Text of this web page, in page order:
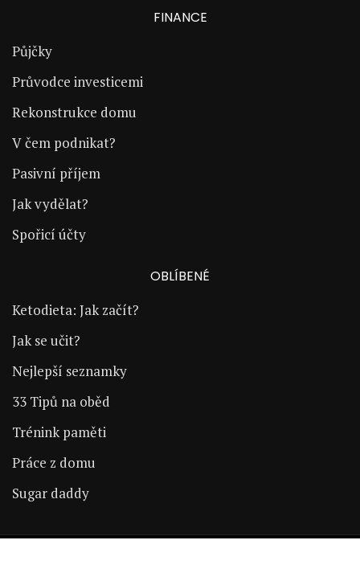
FINANCE
Půjčky
Průvodce investicemi
Rekonstrukce domu
V čem podnikat?
Pasivní příjem
Jak vydělat?
Spořicí účty
OBLÍBENÉ
Ketodieta: Jak začít?
Jak se učit?
Nejlepší seznamky
33 Tipů na oběd
Trénink paměti
Práce z domu
Sugar daddy